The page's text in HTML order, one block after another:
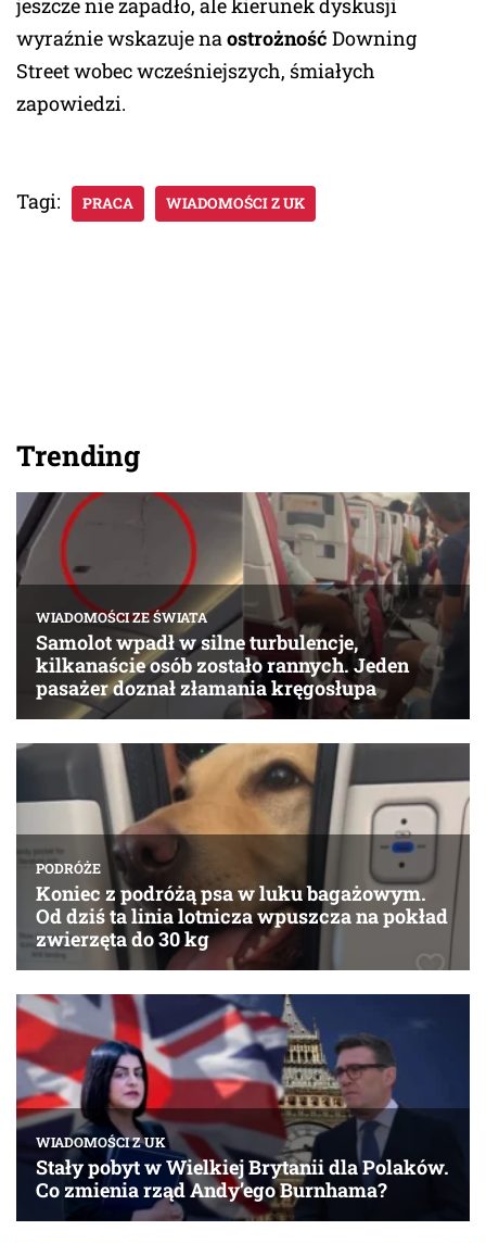
jeszcze nie zapadło, ale kierunek dyskusji
wyraźnie wskazuje naostrożność Downing
Street wobec wcześniejszych, śmiałych
zapowiedzi.
Tagi: PRACA WIADOMOŚCI Z UK
Trending